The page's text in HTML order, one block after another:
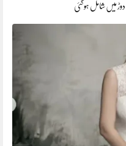
دوڑ میں شامل ہوگئی